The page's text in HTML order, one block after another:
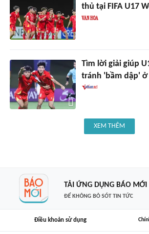
thủ tại FIFA U17
Tìm lời giải giúp
tránh 'bầm dập' ở
XEM THÊM
TẢI ỨNG DỤNG BÁO MỚI
ĐỂ KHÔNG BỎ SÓT TIN TỨC
Điều khoản sử dụng